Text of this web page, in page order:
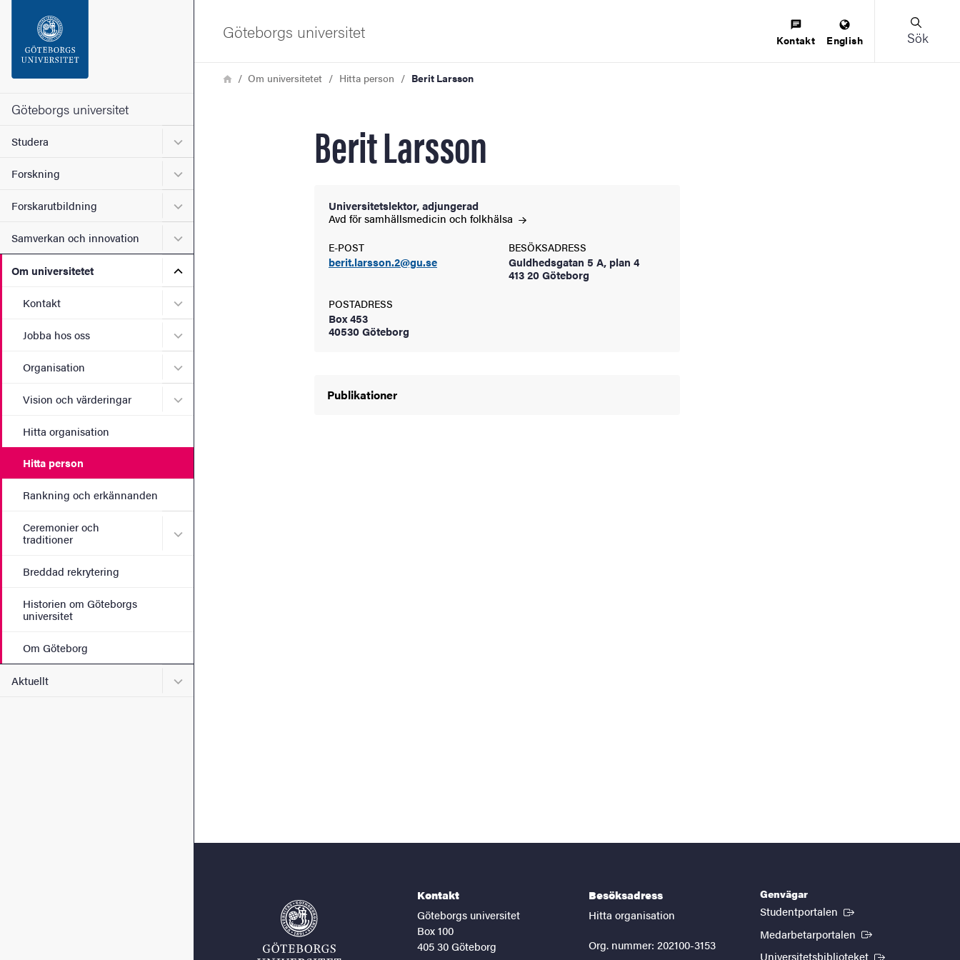
Sidfoten
Om webbplatsen
Göteborgs universitet
Studera Undermeny för Studera
Forskning Undermeny för Forskning
Forskarutbildning Undermeny för Forskarutbildning
Samverkan och innovation Undermeny för Samverkan och innovation
Om universitetet Undermeny för Om universitetet
Kontakt Undermeny för Kontakt
Jobba hos oss Undermeny för Jobba hos oss
Organisation Undermeny för Organisation
Vision och värderingar Undermeny för Vision och värderingar
Hitta organisation
Hitta person
Rankning och erkännanden
Ceremonier och
traditioner
Undermeny för Ceremonier och traditioner
Breddad rekrytering
Historien om Göteborgs
universitet
Om Göteborg
Aktuellt Undermeny för Aktuellt
Göteborgs universitet Kontakt English Sök
LänkstigHemOm universitetet Hitta person Berit Larsson
Berit Larsson
Universitetslektor, adjungerad
Avd för samhällsmedicin och folkhälsa
E-POST
berit.larsson.2@gu.se
BESÖKSADRESS
Guldhedsgatan 5 A, plan 4
413 20 Göteborg
POSTADRESS
Box 453
40530 Göteborg
Publikationer
Kontakt
Göteborgs universitet
Box 100
405 30 Göteborg
Besöksadress
Hitta organisation
Org. nummer: 202100-3153
Genvägar
Studentportalen (Extern länk)
Medarbetarportalen (Extern länk)
Universitetsbiblioteket (Extern länk)